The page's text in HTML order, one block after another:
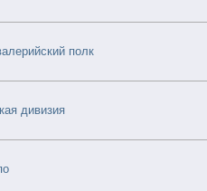
полк
дивизия